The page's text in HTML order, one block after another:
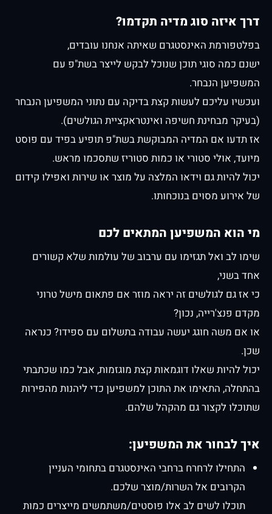
דרך איזה סוג מדיה תקדמו?
בפלטפורמת האינסטגרם שאיתה אנחנו עובדים,
ישנם כמה סוגי תוכן שנוכל לבקש לייצר בשת"פ עם
המשפיען הנבחר.
ועכשיו עליכם לעשות קצת בדיקה עם נתוני המשפיען הנבחר
(בעיקר מבחינת חשיפה ואינטראקציית הגולשים).
אז תדעו אם המדיה המבוקשת בשת"פ תופיע בפיד עם פוסט
מיועד, אולי סטורי או כמות סטוריז שתסכמו מראש.
יכול להיות גם וידאו המלצה על מוצר או שירות ואפילו קידום
של אירוע מסוים בנוכחותו.
מי הוא המשפיען המתאים לכם
שימו לב ואל תגזימו עם ערבוב של עולמות שלא קשורים
אחד בשני,
כי אז גם לגולשים זה יראה מוזר אם פתאום מישל טרוני
מקדם פנצ'רייה, נכון?
או אם משה חוגג יעשה עבודה בתשלום עם ספידו? כנראה
שכן.
יכול להיות שאלו דוגמאות קצת מוגזמות, אבל כמו שכתבתי
בהתחלה, התאימו את התוכן למשפיען כדי ליהנות מהפירות
שתוכלו לקצור גם מהקהל שלהם.
איך לבחור את המשפיען:
התחילו לרחרח ברחבי האינסטגרם בתחומי העניין
הקרובים אל השרות/מוצר שלכם.
תוכלו לשים לב אלו פוסטים/משתמשים מייצרים כמות